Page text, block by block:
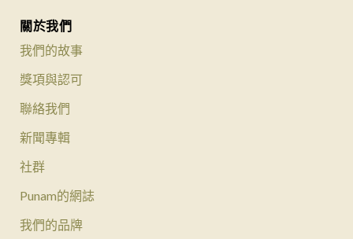
關於我們
我們的故事
獎項與認可
聯絡我們
新聞專輯
社群
Punam的網誌
我們的品牌